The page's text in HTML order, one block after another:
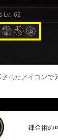
れたアイコンで
錬金術の